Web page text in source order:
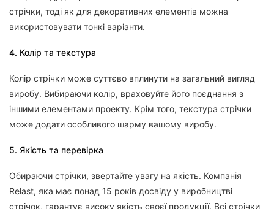
стрічки, тоді як для декоративних елементів можна
використовувати тонкі варіанти.
4. Колір та текстура
Колір стрічки може суттєво вплинути на загальний вигляд
виробу. Вибираючи колір, враховуйте його поєднання з
іншими елементами проекту. Крім того, текстура стрічки
може додати особливого шарму вашому виробу.
5. Якість та перевірка
Обираючи стрічки, звертайте увагу на якість. Компанія
Relast, яка має понад 15 років досвіду у виробництві
стрічок, гарантує високу якість своєї продукції. Всі стрічки